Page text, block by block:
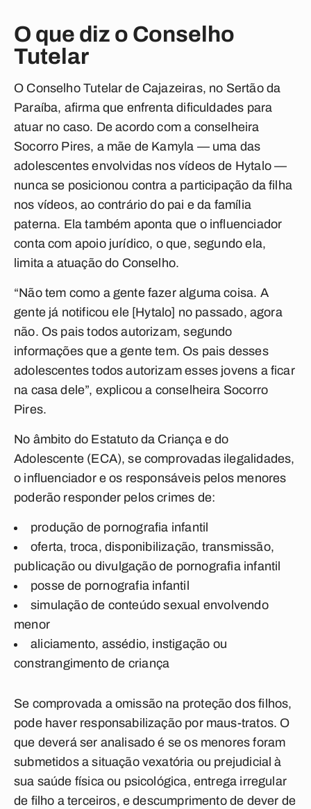
O que diz o Conselho
Tutelar
O Conselho Tutelar de Cajazeiras, no Sertão da
Paraíba, afirma que enfrenta dificuldades para
atuar no caso. De acordo com a conselheira
Socorro Pires, a mãe de Kamyla — uma das
adolescentes envolvidas nos vídeos de Hytalo —
nunca se posicionou contra a participação da filha
nos vídeos, ao contrário do pai e da família
paterna. Ela também aponta que o influenciador
conta com apoio jurídico, o que, segundo ela,
limita a atuação do Conselho.
“Não tem como a gente fazer alguma coisa. A
gente já notificou ele [Hytalo] no passado, agora
não. Os pais todos autorizam, segundo
informações que a gente tem. Os pais desses
adolescentes todos autorizam esses jovens a ficar
na casa dele”, explicou a conselheira Socorro
Pires.
No âmbito do Estatuto da Criança e do
Adolescente (ECA), se comprovadas ilegalidades,
o influenciador e os responsáveis pelos menores
poderão responder pelos crimes de:
produção de pornografia infantil
oferta, troca, disponibilização, transmissão,
publicação ou divulgação de pornografia infantil
posse de pornografia infantil
simulação de conteúdo sexual envolvendo
menor
aliciamento, assédio, instigação ou
constrangimento de criança
Se comprovada a omissão na proteção dos filhos,
pode haver responsabilização por maus-tratos. O
que deverá ser analisado é se os menores foram
submetidos a situação vexatória ou prejudicial à
sua saúde física ou psicológica, entrega irregular
de filho a terceiros, e descumprimento de dever de